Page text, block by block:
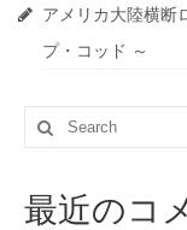
アメリカ大陸横断
プ・コッド ～
Search
for:
最近のコ